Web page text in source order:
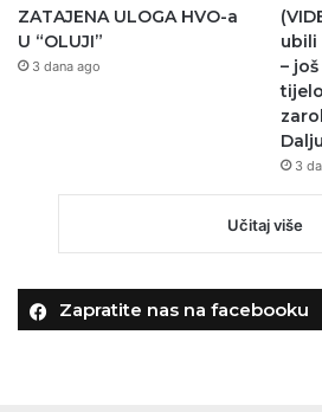
ZATAJENA ULOGA HVO-a
U “OLUJI”
3 dana ago
ubili
–
3
Učitaj više
Zapratite nas na facebooku